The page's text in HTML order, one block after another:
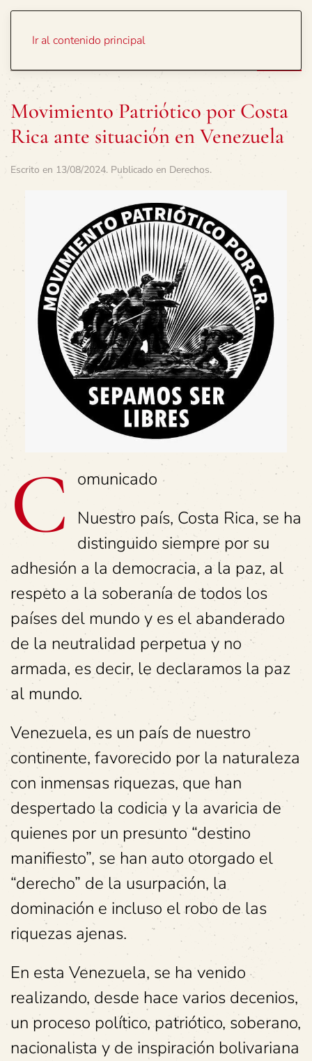
Ir al contenido principal
Movimiento Patriótico por Costa
Rica ante situación en Venezuela
Escrito en 13/08/2024. Publicado en Derechos.
C omunicado
Nuestro país, Costa Rica, se ha
distinguido siempre por su
adhesión a la democracia, a la paz, al
respeto a la soberanía de todos los
países del mundo y es el abanderado
de la neutralidad perpetua y no
armada, es decir, le declaramos la paz
al mundo.
Venezuela, es un país de nuestro
continente, favorecido por la naturaleza
con inmensas riquezas, que han
despertado la codicia y la avaricia de
quienes por un presunto “destino
manifiesto”, se han auto otorgado el
“derecho” de la usurpación, la
dominación e incluso el robo de las
riquezas ajenas.
En esta Venezuela, se ha venido
realizando, desde hace varios decenios,
un proceso político, patriótico, soberano,
nacionalista y de inspiración bolivariana